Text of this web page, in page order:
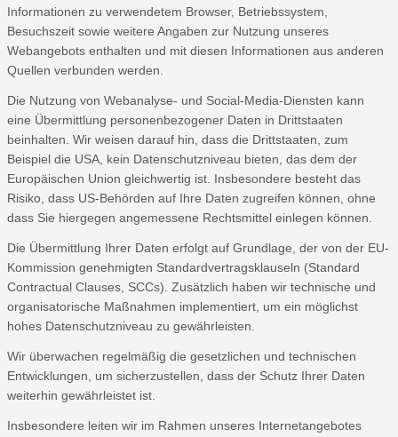
Informationen zu verwendetem Browser, Betriebssystem,
Besuchszeit sowie weitere Angaben zur Nutzung unseres
Webangebots enthalten und mit diesen Informationen aus anderen
Quellen verbunden werden.
Die Nutzung von Webanalyse- und Social-Media-Diensten kann
eine Übermittlung personenbezogener Daten in Drittstaaten
beinhalten. Wir weisen darauf hin, dass die Drittstaaten, zum
Beispiel die USA, kein Datenschutzniveau bieten, das dem der
Europäischen Union gleichwertig ist. Insbesondere besteht das
Risiko, dass US-Behörden auf Ihre Daten zugreifen können, ohne
dass Sie hiergegen angemessene Rechtsmittel einlegen können.
Die Übermittlung Ihrer Daten erfolgt auf Grundlage, der von der EU-
Kommission genehmigten Standardvertragsklauseln (Standard
Contractual Clauses, SCCs). Zusätzlich haben wir technische und
organisatorische Maßnahmen implementiert, um ein möglichst
hohes Datenschutzniveau zu gewährleisten.
Wir überwachen regelmäßig die gesetzlichen und technischen
Entwicklungen, um sicherzustellen, dass der Schutz Ihrer Daten
weiterhin gewährleistet ist.
Insbesondere leiten wir im Rahmen unseres Internetangebotes